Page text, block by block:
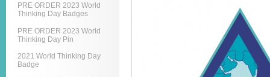
PRE ORDER 2023 World
Thinking Day Badges
PRE ORDER 2023 World
Thinking Day Pin
2021 World Thinking Day
Badge